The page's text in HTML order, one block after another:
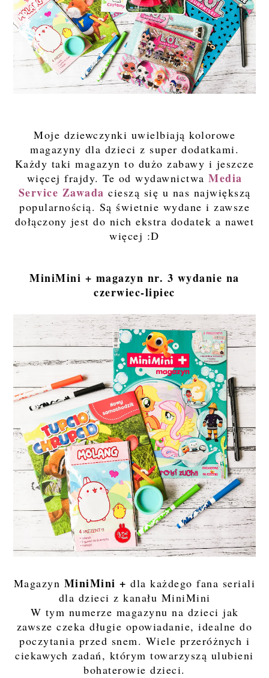
Moje dziewczynki uwielbiają kolorowe
magazyny dla dzieci z super dodatkami.
Każdy taki magazyn to dużo zabawy i jeszcze
więcej frajdy. Te od wydawnictwa Media
Service Zawada cieszą się u nas największą
popularnością. Są świetnie wydane i zawsze
dołączony jest do nich ekstra dodatek a nawet
więcej :D
MiniMini + magazyn nr. 3 wydanie na
czerwiec-lipiec
Magazyn MiniMini + dla każdego fana seriali
dla dzieci z kanału MiniMini
W tym numerze magazynu na dzieci jak
zawsze czeka długie opowiadanie, idealne do
poczytania przed snem. Wiele przeróżnych i
ciekawych zadań, którym towarzyszą ulubieni
bohaterowie dzieci.